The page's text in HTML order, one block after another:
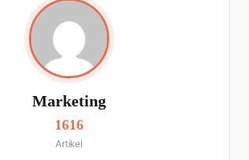
Marketing
1616
Artikel